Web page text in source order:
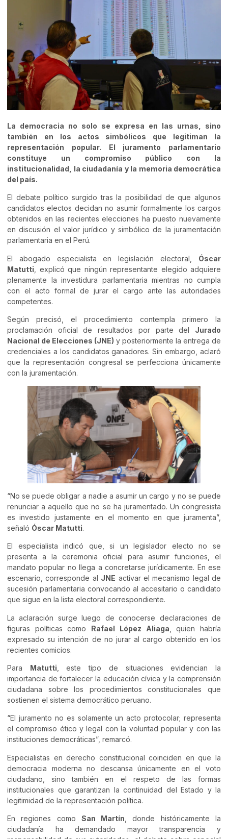
La democracia no solo se expresa en las urnas, sino
también en los actos simbólicos que legitiman la
representación popular. El juramento parlamentario
constituye un compromiso público con la
institucionalidad, la ciudadanía y la memoria democrática
del país.
El debate político surgido tras la posibilidad de que algunos
candidatos electos decidan no asumir formalmente los cargos
obtenidos en las recientes elecciones ha puesto nuevamente
en discusión el valor jurídico y simbólico de la juramentación
parlamentaria en el Perú.
El abogado especialista en legislación electoral, Óscar
Matutti , explicó que ningún representante elegido adquiere
plenamente la investidura parlamentaria mientras no cumpla
con el acto formal de jurar el cargo ante las autoridades
competentes.
Según precisó, el procedimiento contempla primero la
proclamación oficial de resultados por parte del Jurado
Nacional de Elecciones (JNE) y posteriormente la entrega de
credenciales a los candidatos ganadores. Sin embargo, aclaró
que la representación congresal se perfecciona únicamente
con la juramentación.
“No se puede obligar a nadie a asumir un cargo y no se puede
renunciar a aquello que no se ha juramentado. Un congresista
es investido justamente en el momento en que juramenta”,
señaló Óscar Matutti.
El especialista indicó que, si un legislador electo no se
presenta a la ceremonia oficial para asumir funciones, el
mandato popular no llega a concretarse jurídicamente. En ese
escenario, corresponde al JNE activar el mecanismo legal de
sucesión parlamentaria convocando al accesitario o candidato
que sigue en la lista electoral correspondiente.
La aclaración surge luego de conocerse declaraciones de
figuras políticas como Rafael López Aliaga , quien habría
expresado su intención de no jurar al cargo obtenido en los
recientes comicios.
Para Matutti , este tipo de situaciones evidencian la
importancia de fortalecer la educación cívica y la comprensión
ciudadana sobre los procedimientos constitucionales que
sostienen el sistema democrático peruano.
“El juramento no es solamente un acto protocolar; representa
el compromiso ético y legal con la voluntad popular y con las
instituciones democráticas”, remarcó.
Especialistas en derecho constitucional coinciden en que la
democracia moderna no descansa únicamente en el voto
ciudadano, sino también en el respeto de las formas
institucionales que garantizan la continuidad del Estado y la
legitimidad de la representación política.
En regiones como San Martín , donde históricamente la
ciudadanía ha demandado mayor transparencia y